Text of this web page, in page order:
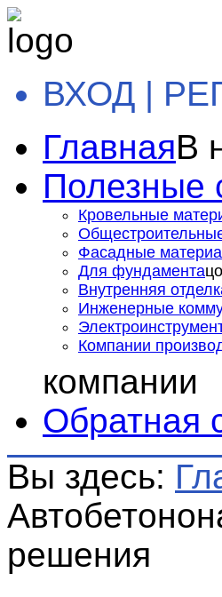
ВХОД |
ГлавнаяВ
Полезные
Кровельные
Фасадные
Для фундамента
Внутренняя
Инженерные
Компании
компании
Обратная
Вы здесь:
решения